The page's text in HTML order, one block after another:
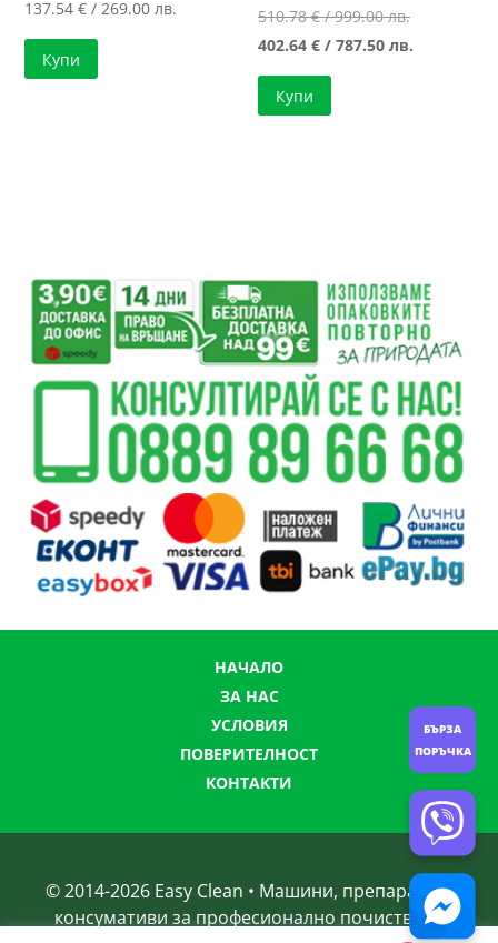
137.54€ / 269.00 лв.
Купи
510.78€/ 999.00 лв.Original
price
402.64€ / 787.50 лв.
Купи
НАЧАЛО
ЗА НАС
УСЛОВИЯ
ПОВЕРИТЕЛНОСТ
КОНТАКТИ
© 2014-2026 Easy Clean • Машини, препарати и
консумативи за професионално почистване
БЪРЗА
ПОРЪЧКА